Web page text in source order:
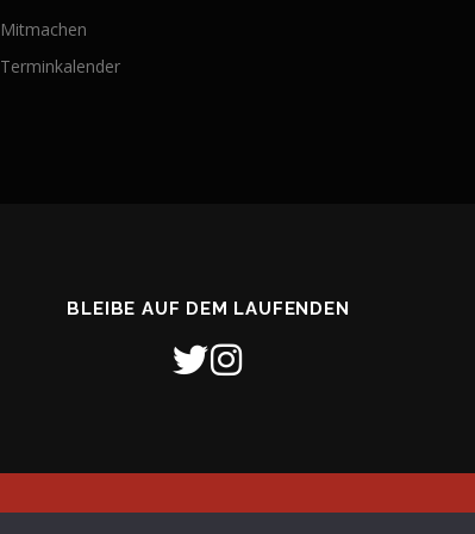
Mitmachen
Terminkalender
BLEIBE AUF DEM LAUFENDEN